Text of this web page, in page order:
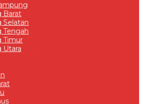
Barat
Selatan
Tengah
Timur
Utara